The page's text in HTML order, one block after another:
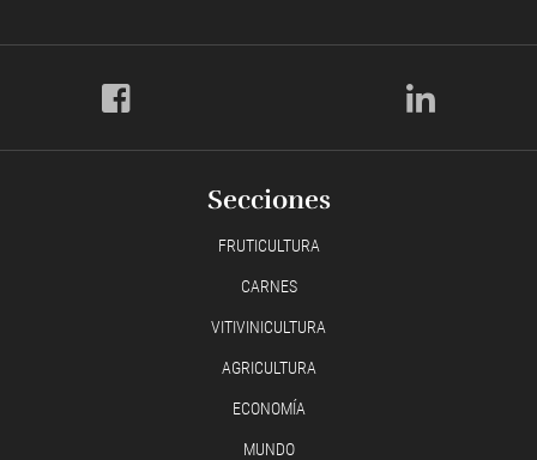
Secciones
FRUTICULTURA
CARNES
VITIVINICULTURA
AGRICULTURA
ECONOMÍA
MUNDO